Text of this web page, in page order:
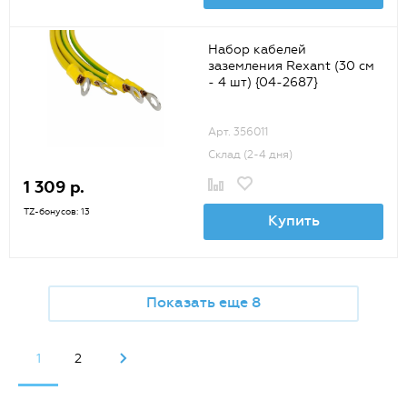
Набор кабелей
заземления Rexant (30 см
- 4 шт) {04-2687}
Арт. 356011
Склад (2-4 дня)
1 309 р.
TZ-бонусов: 13 Купить
Показать еще 8
1 2